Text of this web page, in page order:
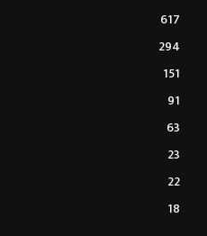
617
294
151
91
63
23
22
18